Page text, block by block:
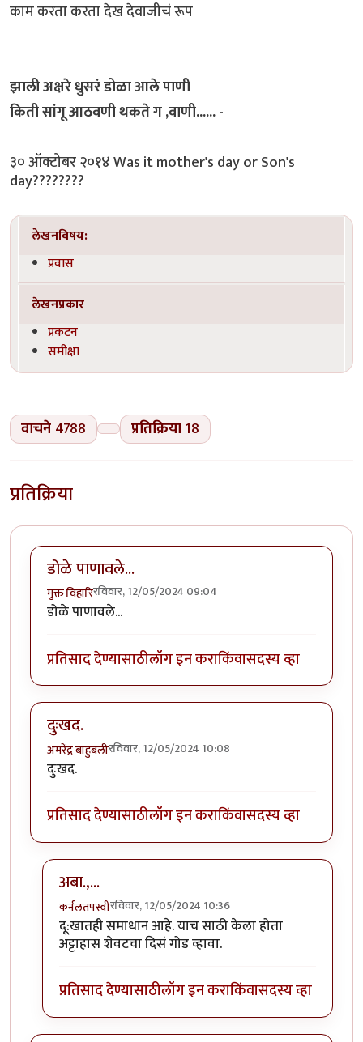
काम करता करता देख देवाजीचं रूप
झाली अक्षरे धुसरं डोळा आले पाणी
किती सांगू आठवणी थकते ग ,वाणी...... -
३० ऑक्टोबर २०१४ Was it mother's day or Son's
day????????
लेखनविषय:
प्रवास
लेखनप्रकार
प्रकटन
समीक्षा
वाचने 4788 प्रतिक्रिया18
प्रतिक्रिया
डोळे पाणावले...
मुक्त विहारिरविवार, 12/05/2024 09:04
डोळे पाणावले...
प्रतिसाद देण्यासाठीलॉग इन कराकिंवासदस्य व्हा
दुःखद.
अमरेंद्र बाहुबलीरविवार, 12/05/2024 10:08
दुःखद.
प्रतिसाद देण्यासाठीलॉग इन कराकिंवासदस्य व्हा
अबा.,...
कर्नलतपस्वीरविवार, 12/05/2024 10:36
In reply toदुःखद.byअमरेंद्र बाहुबली
दू:खातही समाधान आहे. याच साठी केला होता
अट्टाहास शेवटचा दिसं गोड व्हावा.
प्रतिसाद देण्यासाठीलॉग इन कराकिंवासदस्य व्हा